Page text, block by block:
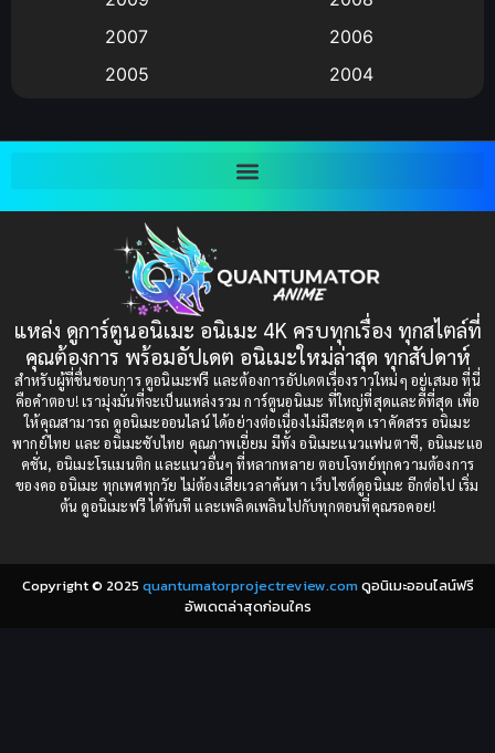
Big tits (นมใหญ่)
Bitch (ผู้หญิงร่าน)
Bondage (ทาส)(1)
(1)
Censored (เซ็นเซอร์)(19)
Comedy (ตลก)(235)
Comedy (ตลก)(85)
Comic Book การ์ตูน(1)
Coming-of-Age ก้าวผ่านวัย(6)
2007
2006
2005
2004
1997
1993
1991
1989
1988
1987
1985
1984
1983
1982
1981
1980
1979
แหล่ง ดูการ์ตูนอนิเมะ อนิเมะ 4K ครบทุกเรื่อง ทุกสไตล์ที่
คุณต้องการ พร้อมอัปเดต อนิเมะใหม่ล่าสุด ทุกสัปดาห์
สำหรับผู้ที่ชื่นชอบการ ดูอนิเมะฟรี และต้องการอัปเดตเรื่องราวใหม่ๆ อยู่เสมอ ที่นี่
คือคำตอบ! เรามุ่งมั่นที่จะเป็นแหล่งรวม การ์ตูนอนิเมะ ที่ใหญ่ที่สุดและดีที่สุด เพื่อ
ให้คุณสามารถ ดูอนิเมะออนไลน์ ได้อย่างต่อเนื่องไม่มีสะดุด เราคัดสรร อนิเมะ
พากย์ไทย และ อนิเมะซับไทย คุณภาพเยี่ยม มีทั้ง อนิเมะแนวแฟนตาซี, อนิเมะแอ
คชั่น, อนิเมะโรแมนติก และแนวอื่นๆ ที่หลากหลาย ตอบโจทย์ทุกความต้องการ
ของคอ อนิเมะ ทุกเพศทุกวัย ไม่ต้องเสียเวลาค้นหา เว็บไซต์ดูอนิเมะ อีกต่อไป เริ่ม
ต้น ดูอนิเมะฟรี ได้ทันที และเพลิดเพลินไปกับทุกตอนที่คุณรอคอย!
Copyright © 2025 quantumatorprojectreview.comดูอนิเมะออนไลน์ฟรี
อัพเดตล่าสุดก่อนใคร